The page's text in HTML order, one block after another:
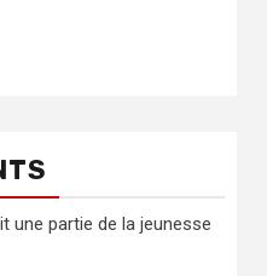
une partie de la jeunesse